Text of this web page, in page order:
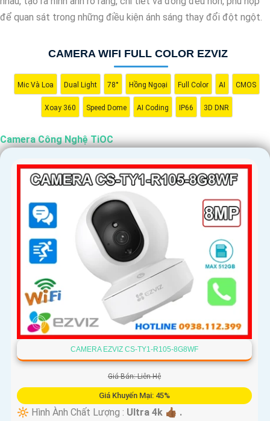
kết nối mạng thông qua ứng dụng di động cũng giúp bạn dễ
dàng kiểm soát và quản lý từ xa mọi thứ một cách thuận tiện.
để quan sát trong những điều kiện ánh sáng thay đổi đột ngột.
CAMERA WIFI FULL COLOR EZVIZ
Mic Và Loa Dual Light 78° Hồng Ngoại Full Color AI CMOS
Xoay 360 Speed Dome AI Coding IP66 3D DNR
Camera Công Nghệ TiOC
CAMERA EZVIZ CS-TY1-R105-8G8WF
Giá Bán: Liên Hệ
Giá Khuyến Mại: 45%
🔆 Hình Ành Chất Lượng : Ultra 4k 👍🏾 .